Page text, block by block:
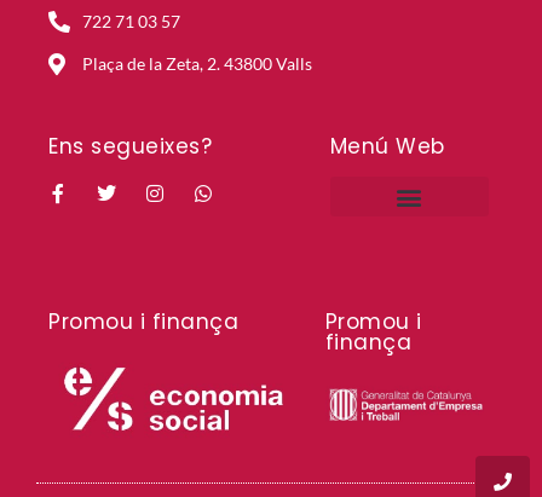
722 71 03 57
Plaça de la Zeta, 2. 43800 Valls
Ens segueixes? Menú Web
Promou i finança Promou i
finança